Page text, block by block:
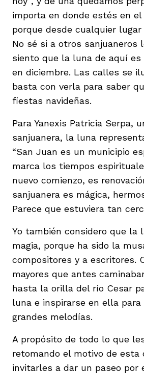
importa en donde estés en el
porque desde cualquier lugar
No sé si a otros sanjuaneros
siento que la luna de aquí
en diciembre. Las calles se
basta con verla para saber
fiestas navideñas.
Para Yanexis Patricia Serpa,
sanjuanera, la luna
“San Juan es un municipio
marca los tiempos
nuevo comienzo, es
sanjuanera es mágica,
Parece que estuviera tan
Yo también considero que la
magia, porque ha sido la
compositores y a escritores.
mayores que antes
hasta la orilla del río Cesar
luna e inspirarse en ella para
grandes melodías.
A propósito de todo lo que
retomando el motivo de esta
invitarles a dar un paseo por